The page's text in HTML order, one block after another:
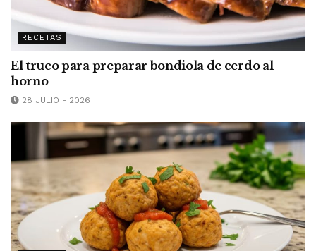
RECETAS
El truco para preparar bondiola de cerdo al
horno
28 JULIO - 2026